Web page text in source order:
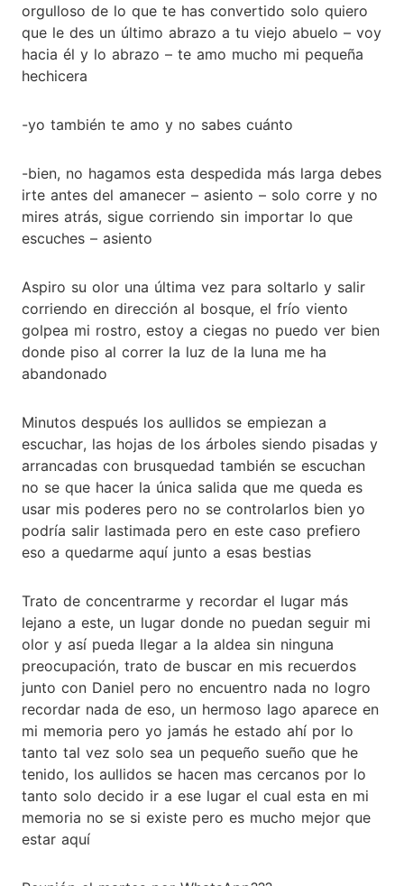
orgulloso de lo que te has convertido solo quiero
que le des un último abrazo a tu viejo abuelo – voy
hacia él y lo abrazo – te amo mucho mi pequeña
hechicera
-yo también te amo y no sabes cuánto
-bien, no hagamos esta despedida más larga debes
irte antes del amanecer – asiento – solo corre y no
mires atrás, sigue corriendo sin importar lo que
escuches – asiento
Aspiro su olor una última vez para soltarlo y salir
corriendo en dirección al bosque, el frío viento
golpea mi rostro, estoy a ciegas no puedo ver bien
donde piso al correr la luz de la luna me ha
abandonado
Minutos después los aullidos se empiezan a
escuchar, las hojas de los árboles siendo pisadas y
arrancadas con brusquedad también se escuchan
no se que hacer la única salida que me queda es
usar mis poderes pero no se controlarlos bien yo
podría salir lastimada pero en este caso prefiero
eso a quedarme aquí junto a esas bestias
Trato de concentrarme y recordar el lugar más
lejano a este, un lugar donde no puedan seguir mi
olor y así pueda llegar a la aldea sin ninguna
preocupación, trato de buscar en mis recuerdos
junto con Daniel pero no encuentro nada no logro
recordar nada de eso, un hermoso lago aparece en
mi memoria pero yo jamás he estado ahí por lo
tanto tal vez solo sea un pequeño sueño que he
tenido, los aullidos se hacen mas cercanos por lo
tanto solo decido ir a ese lugar el cual esta en mi
memoria no se si existe pero es mucho mejor que
estar aquí